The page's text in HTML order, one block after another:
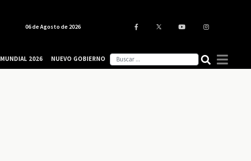
06 de Agosto de 2026
MUNDIAL 2026 NUEVO GOBIERNO